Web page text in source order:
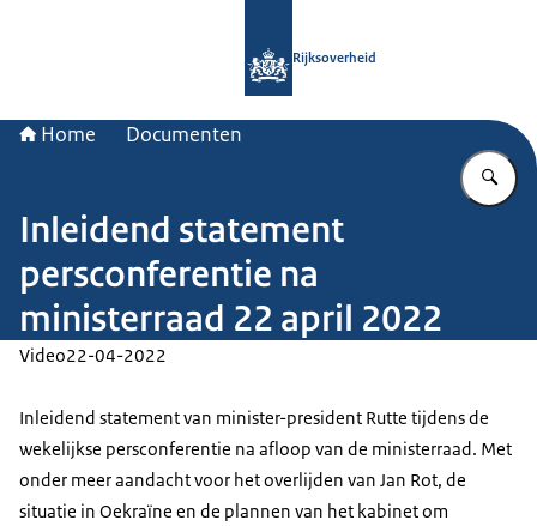
Rijksoverheid
Home Documenten
Inleidend statement
persconferentie na
ministerraad 22 april 2022
Video22-04-2022
Inleidend statement van minister-president Rutte tijdens de
wekelijkse persconferentie na afloop van de ministerraad. Met
onder meer aandacht voor het overlijden van Jan Rot, de
situatie in Oekraïne en de plannen van het kabinet om